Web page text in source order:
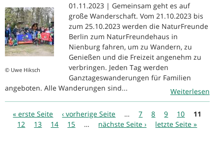
© Uwe Hiksch
01.11.2023 | Gemeinsam geht es auf
große Wanderschaft. Vom 21.10.2023 bis
zum 25.10.2023 werden die NaturFreunde
Berlin zum NaturFreundehaus in
Nienburg fahren, um zu Wandern, zu
Genießen und die Freizeit angenehm zu
verbringen. Jeden Tag werden
Ganztageswanderungen für Familien
angeboten. Alle Wanderungen sind...
Weiterlesen
Seiten
« erste Seite ‹ vorherige Seite … 7 8 9 10
11
12
13 14 15 … nächste Seite › letzte Seite »